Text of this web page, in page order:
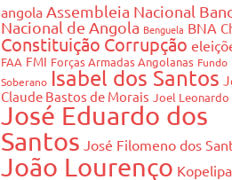
angola Assembleia Nacional
Nacional de Angola Benguela BNA
Constituição Corrupção
FAA FMI Forças Armadas Angolanas Fundo
Soberano Isabel dos Santos
Claude Bastos de Morais Joel Leonardo
José Eduardo dos
Santos José Filomeno dos
João Lourenço Kopelipa